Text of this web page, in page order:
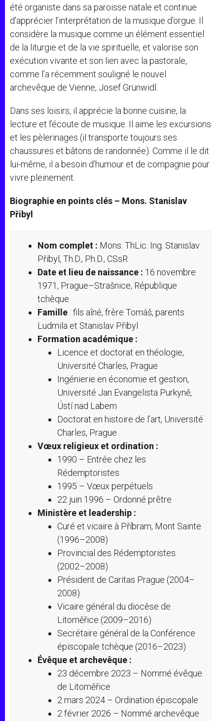
été organiste dans sa paroisse natale et continue
d’apprécier l’interprétation de la musique d’orgue. Il
considère la musique comme un élément essentiel
de la liturgie et de la vie spirituelle, et valorise son
exécution vivante et son lien avec la pastorale,
comme l’a récemment souligné le nouvel
archevêque de Vienne, Josef Grünwidl.
Dans ses loisirs, il apprécie la bonne cuisine, la
lecture et l’écoute de musique. Il aime les excursions
et les pèlerinages (il transporte toujours ses
chaussures et bâtons de randonnée). Comme il le dit
lui-même, il a besoin d’humour et de compagnie pour
vivre pleinement.
Biographie en points clés – Mons. Stanislav
Přibyl
Nom complet : Mons. ThLic. Ing. Stanislav
Přibyl, Th.D., Ph.D., CSsR
Date et lieu de naissance : 16 novembre
1971, Prague–Strašnice, République
tchèque
Famille : fils aîné, frère Tomáš, parents
Ludmila et Stanislav Přibyl
Formation académique :
Licence et doctorat en théologie,
Université Charles, Prague
Ingénierie en économie et gestion,
Université Jan Evangelista Purkyně,
Ústí nad Labem
Doctorat en histoire de l’art, Université
Charles, Prague
Vœux religieux et ordination :
1990 – Entrée chez les
Rédemptoristes
1995 – Vœux perpétuels
22 juin 1996 – Ordonné prêtre
Ministère et leadership :
Curé et vicaire à Příbram, Mont Sainte
(1996–2008)
Provincial des Rédemptoristes
(2002–2008)
Président de Caritas Prague (2004–
2008)
Vicaire général du diocèse de
Litoměřice (2009–2016)
Secrétaire général de la Conférence
épiscopale tchèque (2016–2023)
Évêque et archevêque :
23 décembre 2023 – Nommé évêque
de Litoměřice
2 mars 2024 – Ordination épiscopale
2 février 2026 – Nommé archevêque